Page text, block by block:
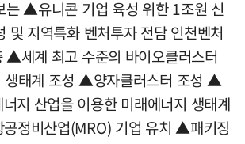
는 ▲유니콘 기업 육성 위한 1조원 신
및 지역특화 벤처투자 전담 인천벤처
▲세계 최고 수준의 바이오클러스터
태계 조성 ▲양자클러스터 조성 ▲
지 산업을 이용한 미래에너지 생태계
정비산업(MRO) 기업 유치 ▲패키징